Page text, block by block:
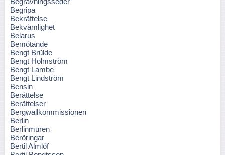
Begripa
Bekräftelse
Bekvämlighet
Belarus
Bemötande
Bengt Brülde
Bengt Holmström
Bengt Lambe
Bengt Lindström
Bensin
Berättelse
Berättelser
Bergwallkommissionen
Berlin
Berlinmuren
Beröringar
Bertil Almlöf